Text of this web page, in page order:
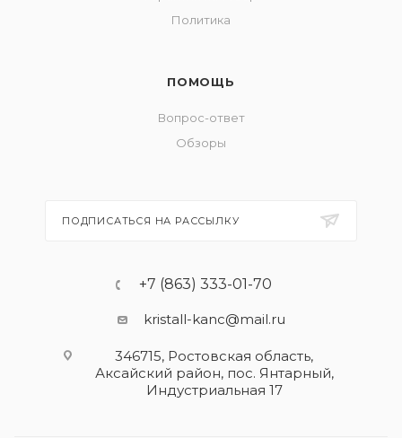
Политика
ПОМОЩЬ
Вопрос-ответ
Обзоры
ПОДПИСАТЬСЯ НА РАССЫЛКУ
+7 (863) 333-01-70
kristall-kanc@mail.ru
346715, Ростовская область​,
Аксайский район, пос. Янтарный,
Индустриальная 17